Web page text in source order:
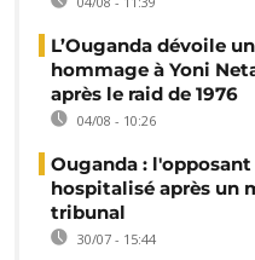
L’Ouganda dévoile
hommage à Yoni
après le raid de 1976
04/08 - 10:26
Ouganda :
hospitalisé après un
tribunal
30/07 - 15:44